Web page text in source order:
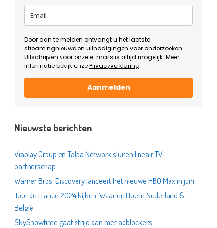
Door aan te melden ontvangt u het laatste
streamingnieuws en uitnodigingen voor onderzoeken.
Uitschrijven voor onze e-mails is altijd mogelijk. Meer
informatie bekijk onzePrivacyverklaring.
Aanmelden
Nieuwste berichten
Viaplay Group en Talpa Network sluiten lineair TV-
partnerschap
Warner Bros. Discovery lanceert het nieuwe HBO Max in juni
Tour de France 2024 kijken: Waar en Hoe in Nederland &
België
SkyShowtime gaat strijd aan met adblockers